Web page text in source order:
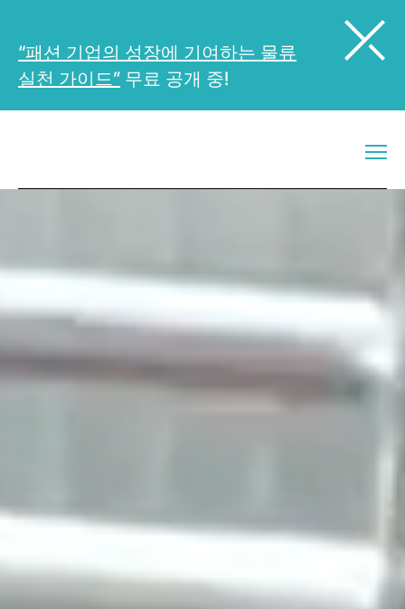
“패션 기업의 성장에 기여하는 물류
실천 가이드” 무료 공개 중!